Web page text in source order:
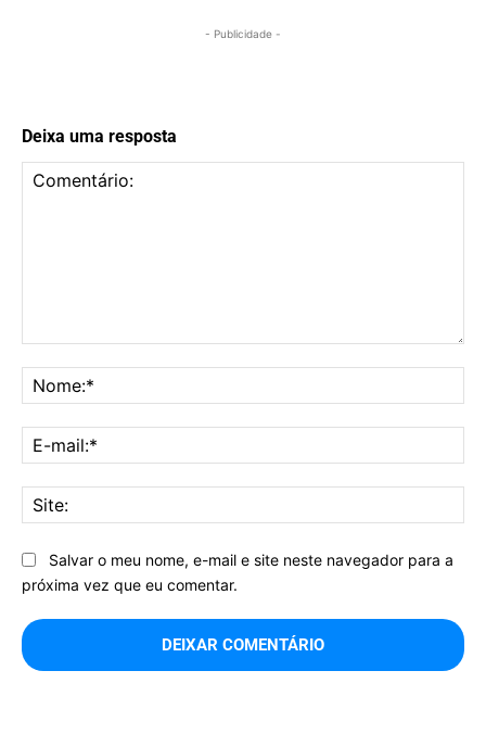
- Publicidade -
Deixa uma resposta
Salvar o meu nome, e-mail e site neste navegador para a
próxima vez que eu comentar.